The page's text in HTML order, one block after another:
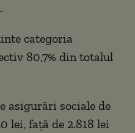
categoria
80,7% din totalul
asigurări sociale de
lei, față de 2.818 lei